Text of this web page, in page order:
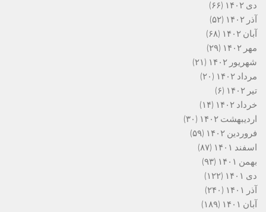
دی ۱۴۰۲
(۶۶)
آذر ۱۴۰۲
(۵۲)
آبان ۱۴۰۲
(۶۸)
مهر ۱۴۰۲
(۲۹)
شهریور ۱۴۰۲
(۲۱)
مرداد ۱۴۰۲
(۲۰)
تیر ۱۴۰۲
(۶)
خرداد ۱۴۰۲
(۱۴)
اردیبهشت ۱۴۰۲
(۳۰)
فروردین ۱۴۰۲
(۵۹)
اسفند ۱۴۰۱
(۸۷)
بهمن ۱۴۰۱
(۹۳)
دی ۱۴۰۱
(۱۲۲)
آذر ۱۴۰۱
(۲۴۰)
آبان ۱۴۰۱
(۱۸۹)